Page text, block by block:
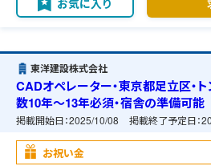
お気に入り
東洋建設株式会社
CADオペレーター・東京都足立区・
数10年～13年必須・宿舎の準備可能
掲載開始日：2025/10/08 掲載終了予定日：
お祝い金